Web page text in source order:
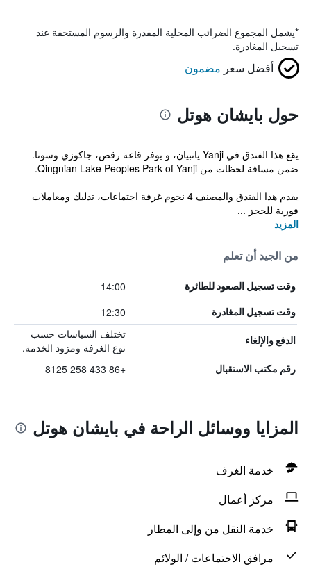
*يشمل المجموع الضرائب المحلية المقدرة والرسوم المستحقة عند
تسجيل المغادرة.
أفضل سعر مضمون
حول بايشان هوتل
يقع هذا الفندق في Yanji يانبيان، و يوفر قاعة رقص، جاكوزي وسونا.
ضمن مسافة لحظات من Qingnian Lake Peoples Park of Yanji.
يقدم هذا الفندق والمصنف 4 نجوم غرفة اجتماعات، تدليك ومعاملات
فورية للحجز ...
المزيد
من الجيد أن تعلم
وقت تسجيل الصعود للطائرة 14:00
وقت تسجيل المغادرة 12:30
الدفع والإلغاء
تختلف السياسات حسب
نوع الغرفة ومزود الخدمة.
رقم مكتب الاستقبال +86 433 258 8125
المزايا ووسائل الراحة في بايشان هوتل
خدمة الغرف
مركز أعمال
خدمة النقل من وإلى المطار
مرافق الاجتماعات / الولائم